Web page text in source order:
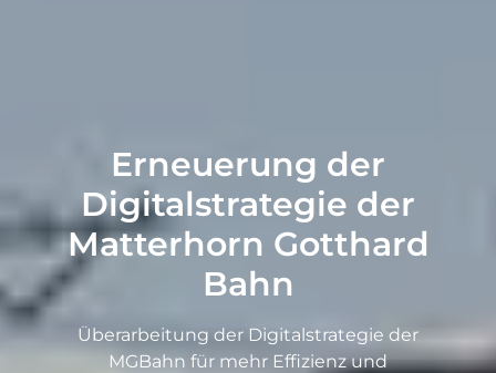
Erneuerung der
Digitalstrategie der
Matterhorn Gotthard
Bahn
Überarbeitung der Digitalstrategie der
MGBahn für mehr Effizienz und